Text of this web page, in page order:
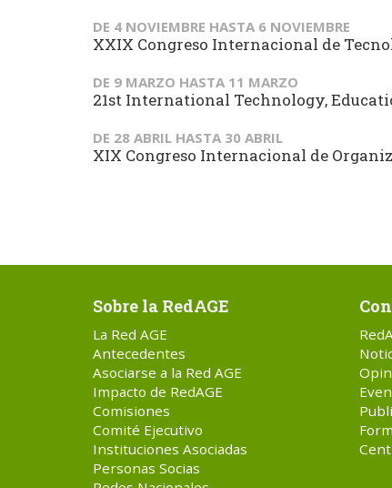
DE 4 NOVIEMBRE HASTA 6 NOVIEMBRE
XXIX Congreso Internacional de
DE 9 MARZO HASTA 11 MARZO
21st International Technology,
DE 28 ABRIL HASTA 30 ABRIL
XIX Congreso Internacional de
Sobre la RedAGE
La Red AGE
Antecedentes
Asociarse a la Red AGE
Impacto de RedAGE
Comisiones
Comité Ejecutivo
Instituciones Asociadas
Personas Socias